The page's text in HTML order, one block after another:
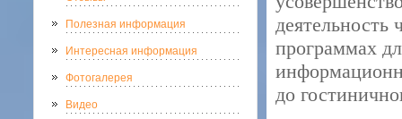
Полезная информация
Интересная информация
Фотогалерея
Видео
деятельность
программах
до